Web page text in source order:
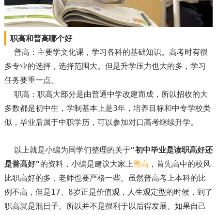
职高和普高哪个好
普高：主要学文化课，学习各科的基础知识。高考时有很
多专业的选择，选择范围大。但是升学压力也大的多，学习
任务要重一点。
职高：职高大部分是由普通中学改建而成，所以招收的大
多数都是初中生，学制基本上是3年，培养目标和中专学校类
似，毕业后属于中职学历，可以参加对口高考继续升学。
以上就是小编为同学们整理的关于“初中毕业是读职高好还
是普高好”的资料，小编是建议大家上普高 ，首先高中的校风
比职高好的多，老师也要严格一些。虽然普高考上本科的比
例不高，但是17、8岁正是价值观，人生观定型的时候，到了
职高就是混日子。所以并不是很利于以后得发展。如果自己